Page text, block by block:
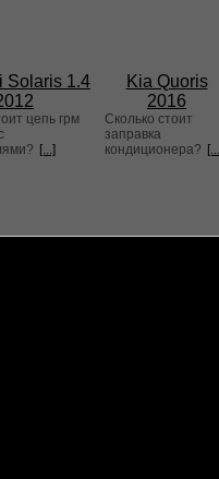
Solaris 1.4
цепь грм
[...]
Kia Quoris
2016
Сколько стоит
заправка
кондиционера?